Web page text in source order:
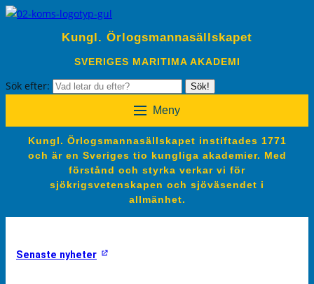
Kungl. Örlogsmannasällskapet
SVERIGES MARITIMA AKADEMI
Sök efter: Sök!
Meny
Kungl. Örlogsmannasällskapet instiftades 1771
och är en Sveriges tio kungliga akademier. Med
förstånd och styrka verkar vi för
sjökrigsvetenskapen och sjöväsendet i
allmänhet.
Senaste nyheter